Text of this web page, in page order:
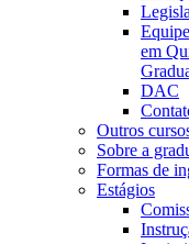
em
DAC
Outros
Sobre a
Formas de
Estágios